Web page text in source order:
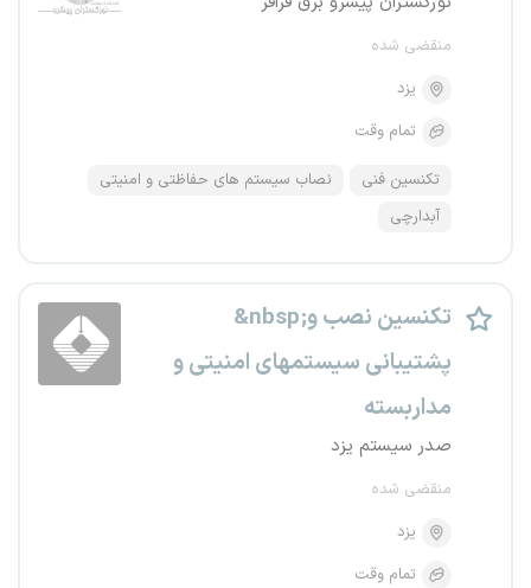
منقضی شده
یزد
تمام وقت
تکنسین فنی
نصاب سیستم های حفاظتی و امنیتی
آبدارچی
&nbsp;تکنسین نصب و
پشتیبانی سیستمهای امنیتی و
مداربسته
صدر سیستم یزد
منقضی شده
یزد
تمام وقت